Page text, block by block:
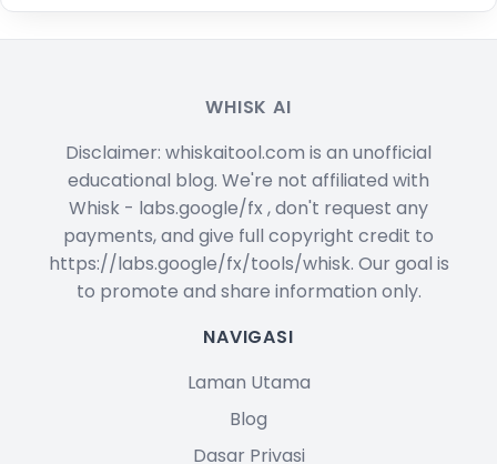
WHISK AI
Disclaimer: whiskaitool.com is an unofficial
educational blog. We're not affiliated with
Whisk - labs.google/fx , don't request any
payments, and give full copyright credit to
https://labs.google/fx/tools/whisk. Our goal is
to promote and share information only.
NAVIGASI
Laman Utama
Blog
Dasar Privasi